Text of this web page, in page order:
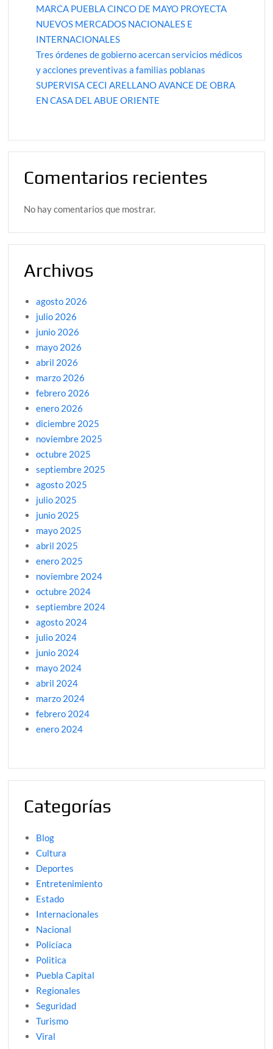
MARCA PUEBLA CINCO DE MAYO PROYECTA
NUEVOS MERCADOS NACIONALES E
INTERNACIONALES
Tres órdenes de gobierno acercan servicios médicos
y acciones preventivas a familias poblanas
SUPERVISA CECI ARELLANO AVANCE DE OBRA
EN CASA DEL ABUE ORIENTE
Comentarios recientes
No hay comentarios que mostrar.
Archivos
agosto 2026
julio 2026
junio 2026
mayo 2026
abril 2026
marzo 2026
febrero 2026
enero 2026
diciembre 2025
noviembre 2025
octubre 2025
septiembre 2025
agosto 2025
julio 2025
junio 2025
mayo 2025
abril 2025
enero 2025
noviembre 2024
octubre 2024
septiembre 2024
agosto 2024
julio 2024
junio 2024
mayo 2024
abril 2024
marzo 2024
febrero 2024
enero 2024
Categorías
Blog
Cultura
Deportes
Entretenimiento
Estado
Internacionales
Nacional
Policíaca
Politica
Puebla Capital
Regionales
Seguridad
Turismo
Viral